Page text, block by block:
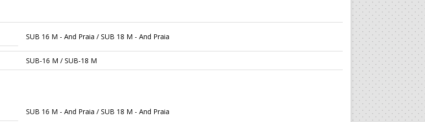
SUB 16 M - And Praia / SUB 18 M - And Praia
SUB-16 M / SUB-18 M
SUB 16 M - And Praia / SUB 18 M - And Praia